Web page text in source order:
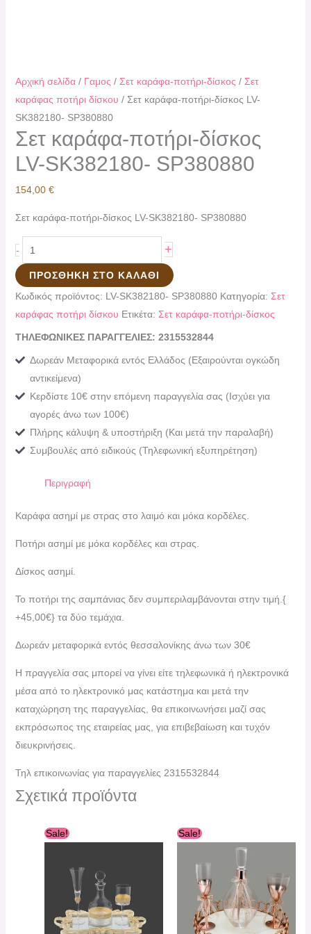
Αρχική σελίδα/ Γαμος / Σετ καράφα-ποτήρι-δίσκος / Σετ
καράφας ποτήρι δίσκου / Σετ καράφα-ποτήρι-δίσκος LV-
SK382180- SP380880
Σετ καράφα-ποτήρι-δίσκος
LV-SK382180- SP380880
154,00 €
Σετ καράφα-ποτήρι-δίσκος LV-SK382180- SP380880
- +
ΠΡΟΣΘΉΚΗ ΣΤΟ ΚΑΛΆΘΙ
Κωδικός προϊόντος: LV-SK382180- SP380880 Κατηγορία: Σετ
καράφας ποτήρι δίσκου Ετικέτα: Σετ καράφα-ποτήρι-δίσκος
ΤΗΛΕΦΩΝΙΚΕΣ ΠΑΡΑΓΓΕΛΙΕΣ: 2315532844
Δωρεάν Μεταφορικά εντός Ελλάδος (Εξαιρούνται ογκώδη
αντικείμενα)
Κερδίστε 10€ στην επόμενη παραγγελία σας (Ισχύει για
αγορές άνω των 100€)
Πλήρης κάλυψη & υποστήριξη (Και μετά την παραλαβή)
Συμβουλές από ειδικούς (Τηλεφωνική εξυπηρέτηση)
Περιγραφή
Καράφα ασημί με στρας στο λαιμό και μόκα κορδέλες.
Ποτήρι ασημί με μόκα κορδέλες και στρας.
Δίσκος ασημί.
To ποτήρι της σαμπάνιας δεν συμπεριλαμβάνονται στην τιμή.{
+45,00€} τα δύο τεμάχια.
Δωρεάν μεταφορικά εντός θεσσαλονίκης άνω των 30€
H πραγγελία σας μπορεί να γίνει είτε τηλεφωνικά ή ηλεκτρονικά
μέσα από το ηλεκτρονικό μας κατάστημα και μετά την
καταχώρηση της παραγγελίας, θα επικοινωνήσει μαζί σας
εκπρόσωπος της εταιρείας μας, για επιβεβαίωση και τυχόν
διευκρινήσεις.
Τηλ επικοινωνίας για παραγγελίες 2315532844
Σχετικά προϊόντα
Sale!
price
τρέχουσα
Sale!
price
was:
175,00 €.
τρέχουσα